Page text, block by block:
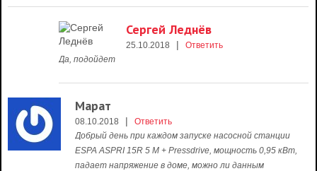
Сергей Леднёв
25.10.2018 |
Ответить
Да, подойдет
Марат
08.10.2018 |
Ответить
Добрый день при каждом запуске насосной станции
ESPA ASPRI 15R 5 M + Pressdrive, мощность 0,95 кВт,
падает напряжение в доме, можно ли данным